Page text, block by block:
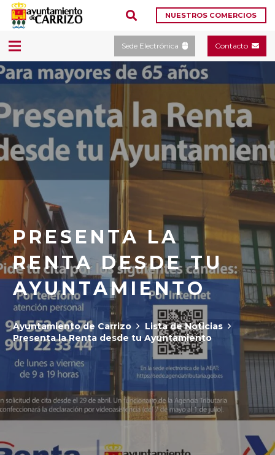
NUESTROS COMERCIOS
Sede Electrónica Contacto
PRESENTA LA
RENTA DESDE TU
AYUNTAMIENTO
Ayuntamiento de Carrizo
Lista de Noticias
Presenta la Renta desde tu Ayuntamiento